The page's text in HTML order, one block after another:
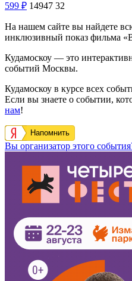
599 ₽ 14947 32
На нашем сайте вы найдете
инклюзивный показ фильма
Кудамоскоу — это
событий Москвы.
Кудамоскоу в курсе всех
Если вы знаете о событии,
нам!
Напомнить
Вы организатор этого